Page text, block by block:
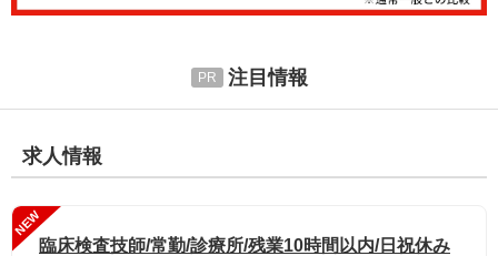
注目情報
求人情報
NEW
臨床検査技師/常勤/診療所/残業10時間以内/日祝休み